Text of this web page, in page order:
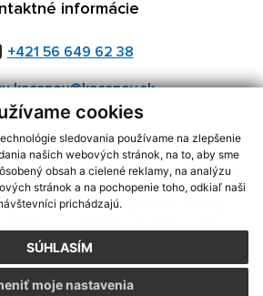
cookies
sledovania používame na zlepšenie
našich webových stránok, na to, aby sme
obsah a cielené reklamy, na analýzu
stránok a na pochopenie toho, odkiaľ naši
prichádzajú.
SÚHLASÍM
moje nastavenia
informácie
+421 56 649 62 38
aktuálnych informácií s využitím RSS
ECHELON 2,Mapa stránok,web portál
s.r.o.,domény,registrácia domény
aktualizácia:06.08.2026